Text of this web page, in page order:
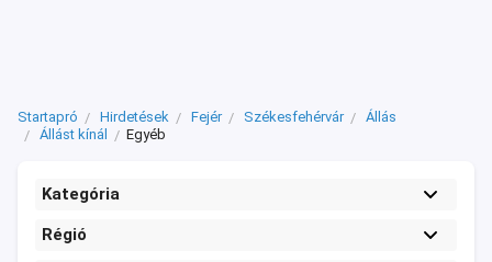
Startapró Hirdetések Fejér Székesfehérvár
Állás
Állást kínál
Egyéb
Kategória
Régió